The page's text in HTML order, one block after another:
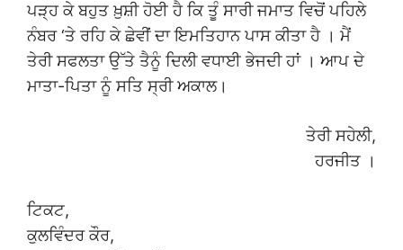
ਪੜ੍ਹ ਕੇ ਬਹੁਤ ਖ਼ੁਸ਼ੀ ਹੋਈ ਹੈ ਕਿ ਤੂੰ ਸਾਰੀ ਜਮਾਤ ਵਿਚੋਂ ਪਹਿਲੇ
ਨੰਬਰ ‘ਤੇ ਰਹਿ ਕੇ ਛੇਵੀਂ ਦਾ ਇਮਤਿਹਾਨ ਪਾਸ ਕੀਤਾ ਹੈ । ਮੈਂ
ਤੇਰੀ ਸਫਲਤਾ ਉੱਤੇ ਤੈਨੂੰ ਦਿਲੀ ਵਧਾਈ ਭੇਜਦੀ ਹਾਂ । ਆਪ ਦੇ
ਮਾਤਾ-ਪਿਤਾ ਨੂੰ ਸਤਿ ਸ੍ਰੀ ਅਕਾਲ।
ਤੇਰੀ ਸਹੇਲੀ,
ਹਰਜੀਤ ।
ਟਿਕਟ,
ਕੁਲਵਿੰਦਰ ਕੌਰ,